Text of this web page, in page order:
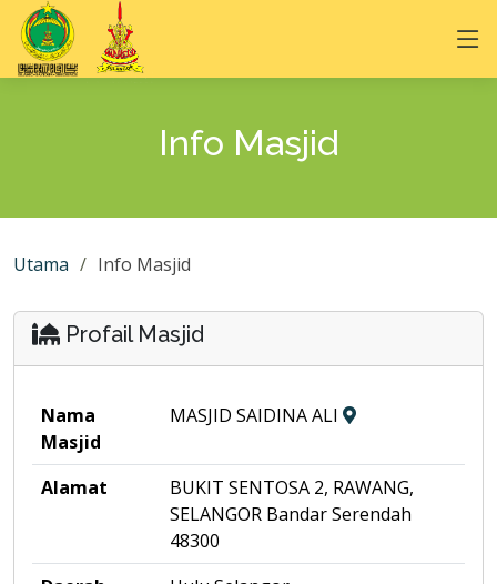
Info Masjid
Utama Info Masjid
Profail Masjid
Nama
Masjid
MASJID SAIDINA ALI
Alamat
BUKIT SENTOSA 2, RAWANG,
SELANGOR Bandar Serendah
48300